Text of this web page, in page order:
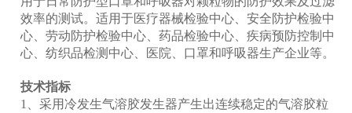
效率的测试。适用于医疗器械检验中心、安全防护检验中
心、劳动防护检验中心、药品检验中心、疾病预防控制中
心、纺织品检测中心、医院、口罩和呼吸器生产企业等。
技术指标
1、采用冷发生气溶胶发生器产生出连续稳定的气溶胶粒